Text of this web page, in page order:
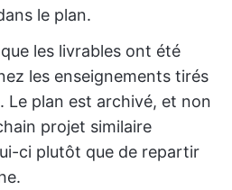
le plan.
les livrables ont été
les enseignements tirés
Le plan est archivé, et non
projet similaire
ci plutôt que de repartir